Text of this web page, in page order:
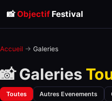
📸 ObjectifFestival
Accueil → Galeries
📸 Galeries
Toutes Autres Evenements